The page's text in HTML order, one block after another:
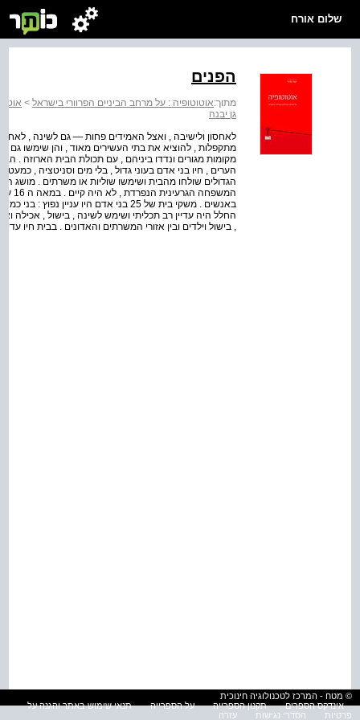
שלום אורח
הפנים
מתוך:אוטוטופיה : על מרחב הביניים הפרוורי בישראל >
גן יבנה
לאחסון ולישיבה , ואצל האמידים פחות — גם לשינה ,
מתקפלות , להוציא את בתי העשירים מאוד , והן שימשו גם
מקומות מגורים ונדדו ביניהם , עם תכולת הבית הארוזה .
הערים , חיו בני אדם בעוני גדול , בלי מים וסניטציה , כמעט
באנשים . משקי בית של 25 בני אדם היו
, בישול וילדים ובין אזורי המשרתים והאדונים . בבית
© מטח - המרכז לטכנולוגיה חינוכית
אינדקס הספרים
תקנון הספרייה על הספרייה
תנאי שימוש באתר והגנה על
פרטיות
הסדרי נגישות עזרה